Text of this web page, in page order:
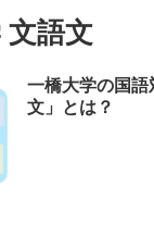
文語文
一橋大学の国
文」とは？